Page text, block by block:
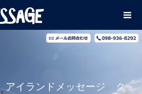
アイランドメッセージ ク